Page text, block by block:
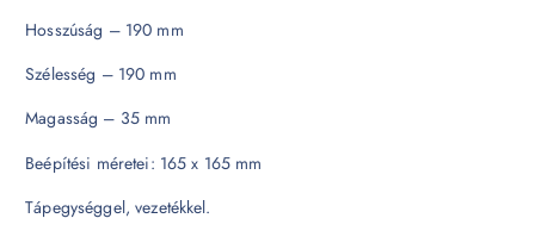
Hosszúság – 190 mm
Szélesség – 190 mm
Magasság – 35 mm
Beépítési méretei: 165 x 165 mm
Tápegységgel, vezetékkel.